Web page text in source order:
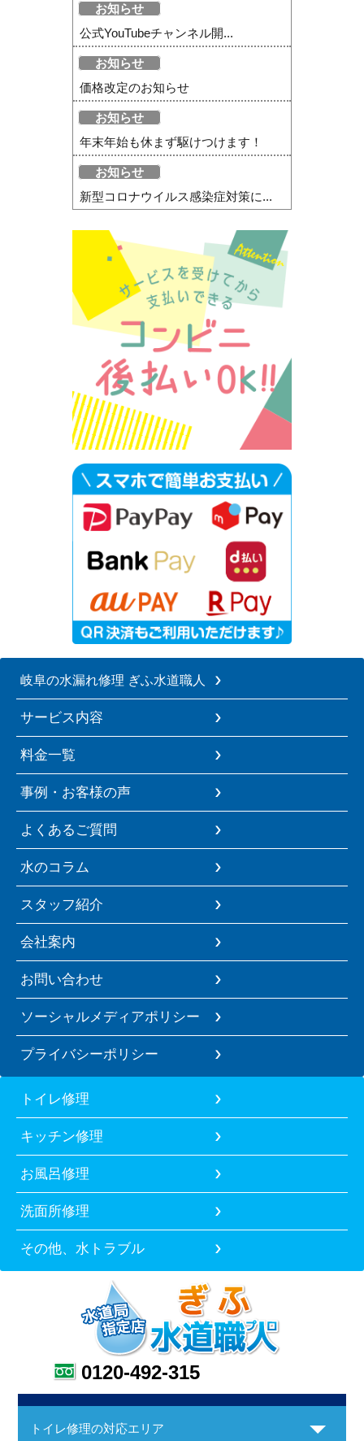
お知らせ
公式YouTubeチャンネル開...
お知らせ
価格改定のお知らせ
お知らせ
年末年始も休まず駆けつけます！
お知らせ
新型コロナウイルス感染症対策に...
岐阜の水漏れ修理 ぎふ水道職人
サービス内容
料金一覧
事例・お客様の声
よくあるご質問
水のコラム
スタッフ紹介
会社案内
お問い合わせ
ソーシャルメディアポリシー
プライバシーポリシー
トイレ修理
キッチン修理
お風呂修理
洗面所修理
その他、水トラブル
0120-492-315
トイレ修理の対応エリア